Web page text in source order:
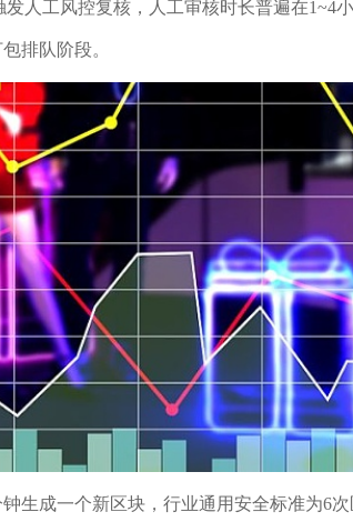
人工风控复核，人工审核时长普遍在1~4
排队阶段。
生成一个新区块，行业通用安全标准为6